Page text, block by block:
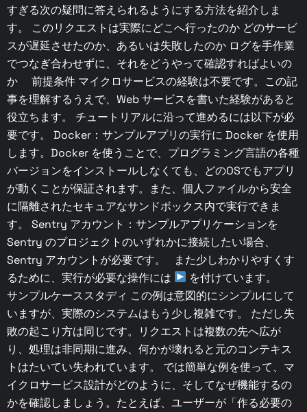
すぎる次の疑問に答えられるようにする方法を紹介しま
す。 このリクエストは実際にどこへ行ったのか どのサービ
スが遅延させたのか、あるいは失敗したのか ログを手作業
でつなぎ合わせずに、それをどうやって確認すればよいの
か 前提条件 マイクロサービスの経験は不要です。この記
事を理解するうえで、Web サービスを書いた経験があると
役立ちます。 チュートリアルに沿って進めるには以下が必
要です。 Docker：サンプルアプリの実行に Docker を使用
します。Docker を使うことで、プログラミング言語の各種
バージョンをインストールしなくても、どのOSでもアプリ
が動くことが保証されます。また、個人ファイルから安全
に隔離されたセキュアなサンドボックス内で実行できま
す。 Sentry アカウント：サンプルアプリケーションを
Sentry のプロジェクトのいずれかに接続したい場合、
Sentry アカウントが必要です。 また少しわかりやすくす
るために、実行が必要な操作には
を付けています。
サンプルケーススタディ この例は意図的にシンプルにして
いますが、実際のシステムはもう少し複雑です。 ただし失
敗の起こり方は同じです。リクエストは複数の先へ広が
り、処理は非同期に進み、何かが壊れると元のコンテキス
トはたいてい失われています。 では簡単な例を使って、マ
イクロサービス設計がどのように、そしてなぜ機能するの
かを確認しましょう。たとえば、ユーザーが「作る必要の